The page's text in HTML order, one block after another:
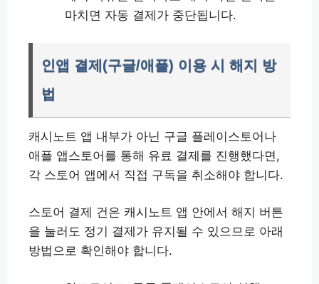
마치면 자동 결제가 중단됩니다.
인앱 결제(구글/애플) 이용 시 해지 방
법
캐시노트 앱 내부가 아닌 구글 플레이스토어나
애플 앱스토어를 통해 유료 결제를 진행했다면,
각 스토어 앱에서 직접 구독을 취소해야 합니다.
스토어 결제 건은 캐시노트 앱 안에서 해지 버튼
을 눌러도 정기 결제가 유지될 수 있으므로 아래
방법으로 확인해야 합니다.